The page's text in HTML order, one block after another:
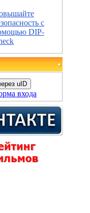
с
DIP-
uID
входа